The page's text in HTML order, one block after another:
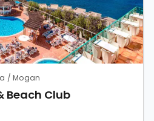
/ Mogan
Beach Club